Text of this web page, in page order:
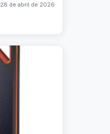
28 de abril de 2026